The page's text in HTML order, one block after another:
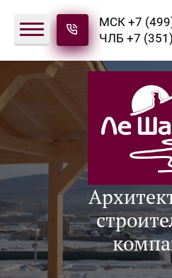
МСК +7
ЧЛБ +7